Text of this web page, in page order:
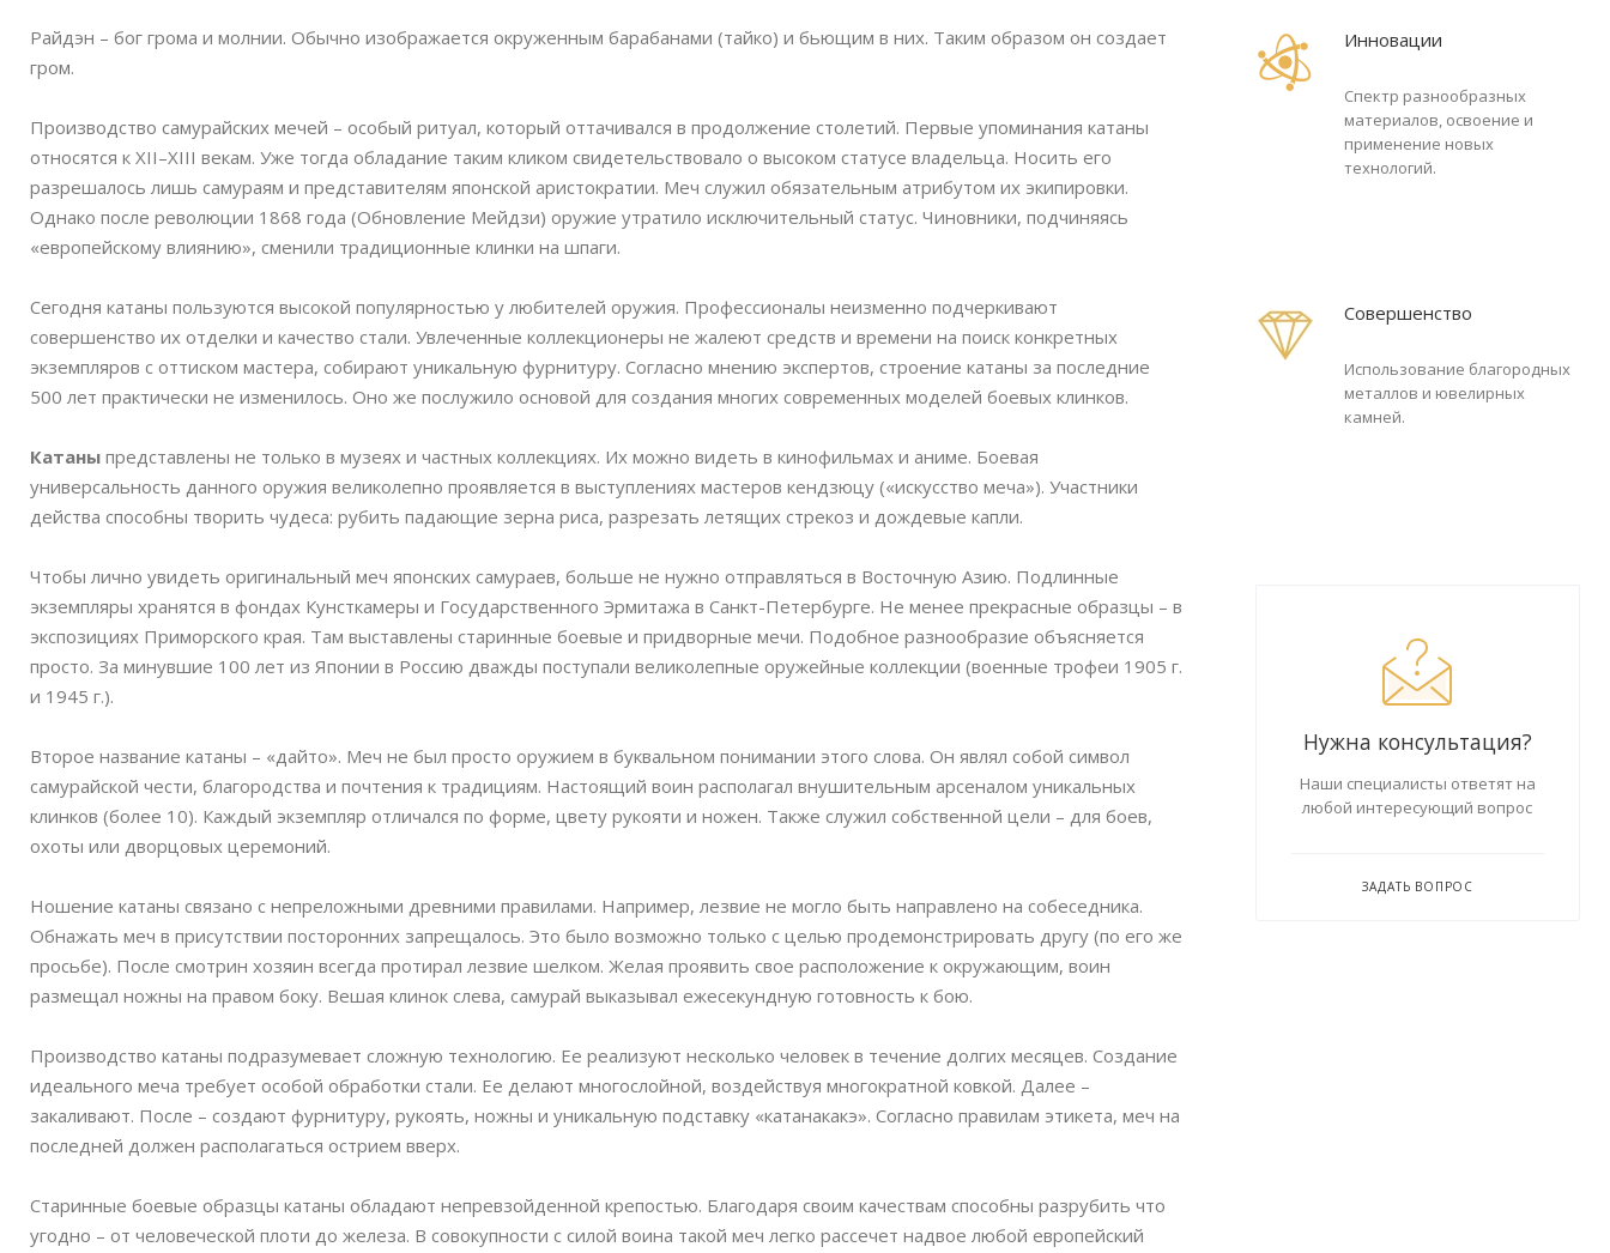
Инновации
Спектр разнообразных
материалов, освоение и
применение новых
технологий.
Совершенство
Использование благородных
металлов и ювелирных
камней.
Нужна консультация?
Наши специалисты ответят на
любой интересующий вопрос
ЗАДАТЬ ВОПРОС
Райдэн – бог грома и молнии. Обычно изображается окруженным барабанами (тайко) и бьющим в них. Таким образом он создает
гром.
Производство самурайских мечей – особый ритуал, который оттачивался в продолжение столетий. Первые упоминания катаны
относятся к XII–XIII векам. Уже тогда обладание таким кликом свидетельствовало о высоком статусе владельца. Носить его
разрешалось лишь самураям и представителям японской аристократии. Меч служил обязательным атрибутом их экипировки.
Однако после революции 1868 года (Обновление Мейдзи) оружие утратило исключительный статус. Чиновники, подчиняясь
«европейскому влиянию», сменили традиционные клинки на шпаги.
Сегодня катаны пользуются высокой популярностью у любителей оружия. Профессионалы неизменно подчеркивают
совершенство их отделки и качество стали. Увлеченные коллекционеры не жалеют средств и времени на поиск конкретных
экземпляров с оттиском мастера, собирают уникальную фурнитуру. Согласно мнению экспертов, строение катаны за последние
500 лет практически не изменилось. Оно же послужило основой для создания многих современных моделей боевых клинков.
Катаны представлены не только в музеях и частных коллекциях. Их можно видеть в кинофильмах и аниме. Боевая
универсальность данного оружия великолепно проявляется в выступлениях мастеров кендзюцу («искусство меча»). Участники
действа способны творить чудеса: рубить падающие зерна риса, разрезать летящих стрекоз и дождевые капли.
Чтобы лично увидеть оригинальный меч японских самураев, больше не нужно отправляться в Восточную Азию. Подлинные
экземпляры хранятся в фондах Кунсткамеры и Государственного Эрмитажа в Санкт-Петербурге. Не менее прекрасные образцы – в
экспозициях Приморского края. Там выставлены старинные боевые и придворные мечи. Подобное разнообразие объясняется
просто. За минувшие 100 лет из Японии в Россию дважды поступали великолепные оружейные коллекции (военные трофеи 1905 г.
и 1945 г.).
Второе название катаны – «дайто». Меч не был просто оружием в буквальном понимании этого слова. Он являл собой символ
самурайской чести, благородства и почтения к традициям. Настоящий воин располагал внушительным арсеналом уникальных
клинков (более 10). Каждый экземпляр отличался по форме, цвету рукояти и ножен. Также служил собственной цели – для боев,
охоты или дворцовых церемоний.
Ношение катаны связано с непреложными древними правилами. Например, лезвие не могло быть направлено на собеседника.
Обнажать меч в присутствии посторонних запрещалось. Это было возможно только с целью продемонстрировать другу (по его же
просьбе). После смотрин хозяин всегда протирал лезвие шелком. Желая проявить свое расположение к окружающим, воин
размещал ножны на правом боку. Вешая клинок слева, самурай выказывал ежесекундную готовность к бою.
Производство катаны подразумевает сложную технологию. Ее реализуют несколько человек в течение долгих месяцев. Создание
идеального меча требует особой обработки стали. Ее делают многослойной, воздействуя многократной ковкой. Далее –
закаливают. После – создают фурнитуру, рукоять, ножны и уникальную подставку «катанакакэ». Согласно правилам этикета, меч на
последней должен располагаться острием вверх.
Старинные боевые образцы катаны обладают непревзойденной крепостью. Благодаря своим качествам способны разрубить что
угодно – от человеческой плоти до железа. В совокупности с силой воина такой меч легко рассечет надвое любой европейский